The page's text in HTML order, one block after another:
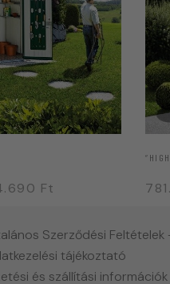
Ft
Szerződési Feltételek
tájékoztató
és szállítási információk